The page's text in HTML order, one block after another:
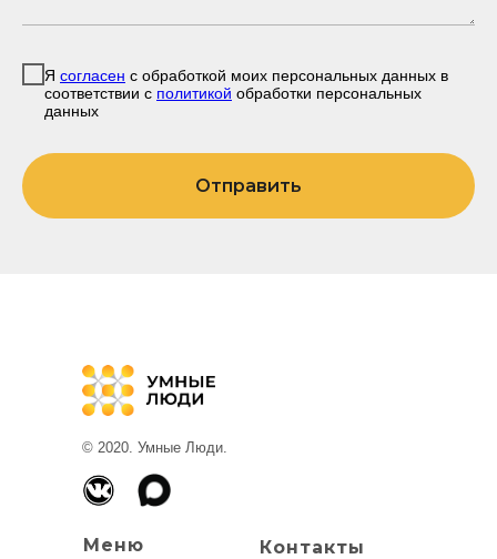
Я согласен с обработкой моих персональных данных в
соответствии с политикой обработки персональных
данных
Отправить
© 2020. Умные Люди.
Меню Контакты